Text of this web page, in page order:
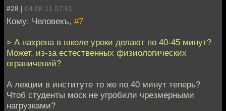
#28 | 04.08.11 07:51
Кому: Человекъ, #7
> А нахрена в школе уроки делают по 40-45 минут?
Может, из-за естественных физиологических
ограничений?
А лекции в институте то же по 40 минут теперь?
Чтоб студенты моск не угробили чрезмерными
нагрузками?